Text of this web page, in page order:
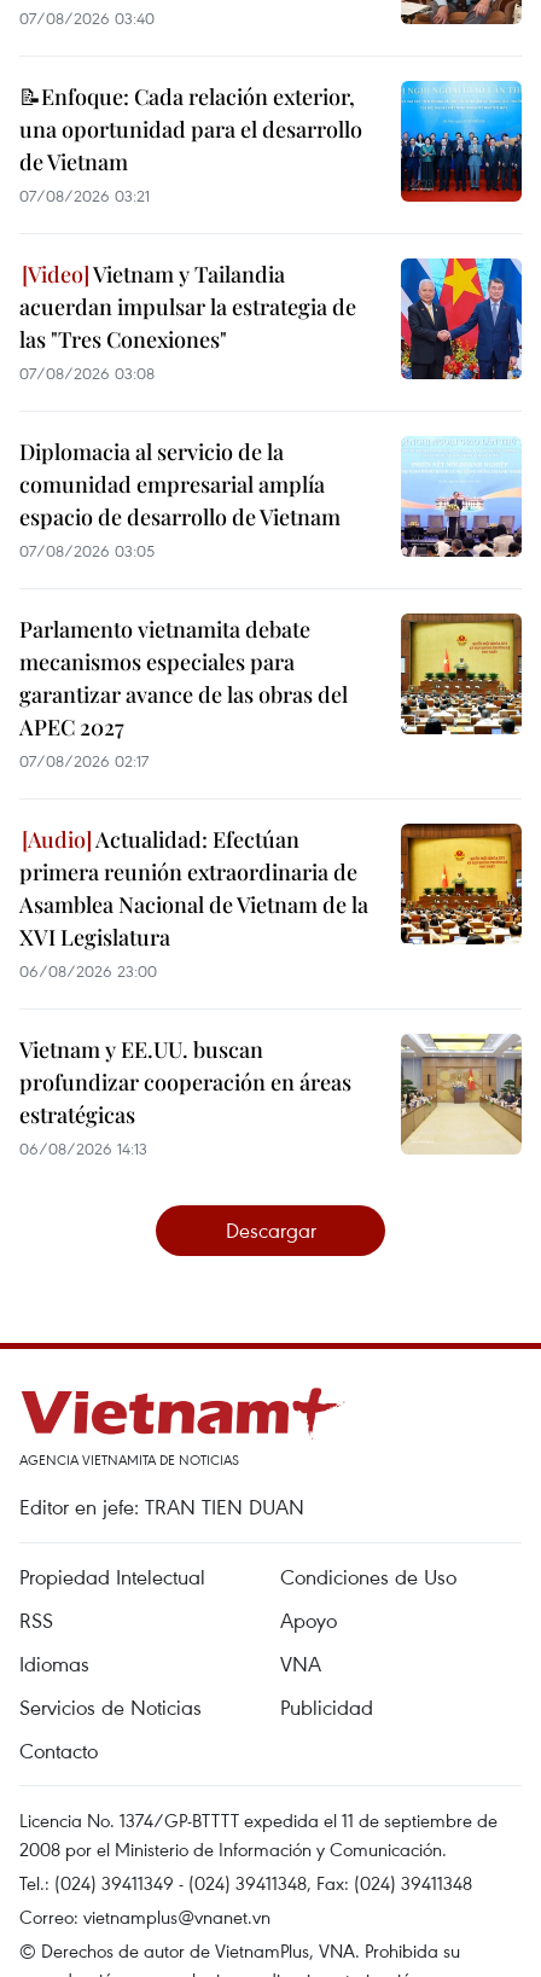
07/08/2026 03:40
📝Enfoque: Cada relación exterior,
una oportunidad para el desarrollo
de Vietnam
07/08/2026 03:21
Vietnam y Tailandia
acuerdan impulsar la estrategia de
las "Tres Conexiones"
07/08/2026 03:08
Diplomacia al servicio de la
comunidad empresarial amplía
espacio de desarrollo de Vietnam
07/08/2026 03:05
Parlamento vietnamita debate
mecanismos especiales para
garantizar avance de las obras del
APEC 2027
07/08/2026 02:17
Actualidad: Efectúan
primera reunión extraordinaria de
Asamblea Nacional de Vietnam de la
XVI Legislatura
06/08/2026 23:00
Vietnam y EE.UU. buscan
profundizar cooperación en áreas
estratégicas
06/08/2026 14:13
Descargar
AGENCIA VIETNAMITA DE NOTICIAS
Editor en jefe: TRAN TIEN DUAN
Propiedad Intelectual
Condiciones de Uso
RSS
Apoyo
Idiomas
VNA
Servicios de Noticias
Publicidad
Contacto
Licencia No. 1374/GP-BTTTT expedida el 11 de septiembre de
2008 por el Ministerio de Información y Comunicación.
Tel.: (024) 39411349 - (024) 39411348, Fax: (024) 39411348
Correo: vietnamplus@vnanet.vn
© Derechos de autor de VietnamPlus, VNA. Prohibida su